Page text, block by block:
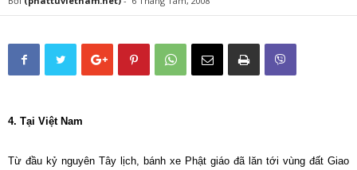
4. Tại Việt Nam
Từ đầu kỷ nguyên Tây lịch, bánh xe Phật giáo đã lăn tới vùng đất Giao